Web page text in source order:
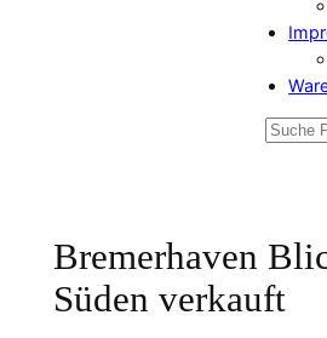
Bremerhaven
Süden verkauft